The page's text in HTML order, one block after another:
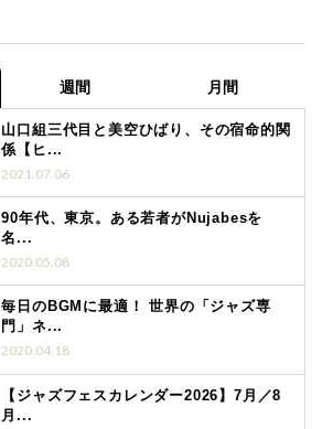
週間 月間
山口組三代目と美空ひばり、その宿命的関
係【ヒ...
2021.07.06
90年代、東京。ある若者がNujabesを
名...
2020.05.08
毎日のBGMに最適！ 世界の「ジャズ専
門」ネ...
2020.04.18
【ジャズフェスカレンダー2026】7月／8
月...